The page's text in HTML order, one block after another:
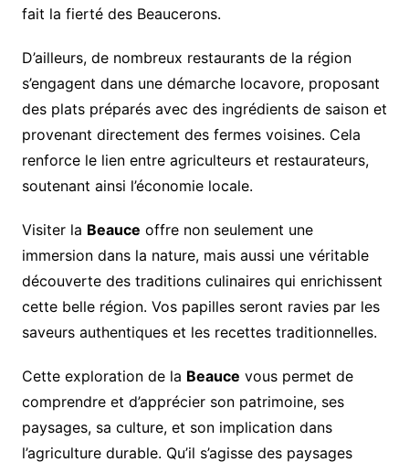
fait la fierté des Beaucerons.
D’ailleurs, de nombreux restaurants de la région
s’engagent dans une démarche locavore, proposant
des plats préparés avec des ingrédients de saison et
provenant directement des fermes voisines. Cela
renforce le lien entre agriculteurs et restaurateurs,
soutenant ainsi l’économie locale.
Visiter la Beauce offre non seulement une
immersion dans la nature, mais aussi une véritable
découverte des traditions culinaires qui enrichissent
cette belle région. Vos papilles seront ravies par les
saveurs authentiques et les recettes traditionnelles.
Cette exploration de la Beauce vous permet de
comprendre et d’apprécier son patrimoine, ses
paysages, sa culture, et son implication dans
l’agriculture durable. Qu’il s’agisse des paysages